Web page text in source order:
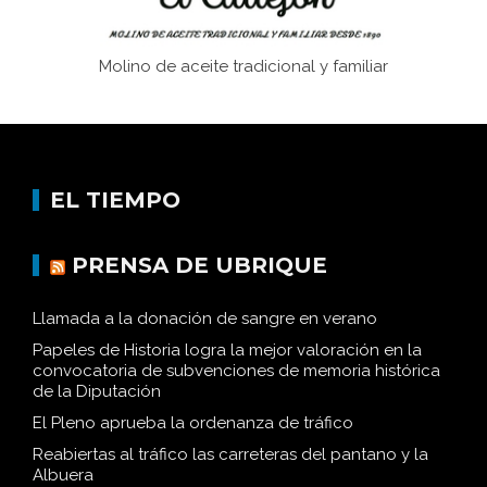
Molino de aceite tradicional y familiar
EL TIEMPO
PRENSA DE UBRIQUE
Llamada a la donación de sangre en verano
Papeles de Historia logra la mejor valoración en la
convocatoria de subvenciones de memoria histórica
de la Diputación
El Pleno aprueba la ordenanza de tráfico
Reabiertas al tráfico las carreteras del pantano y la
Albuera